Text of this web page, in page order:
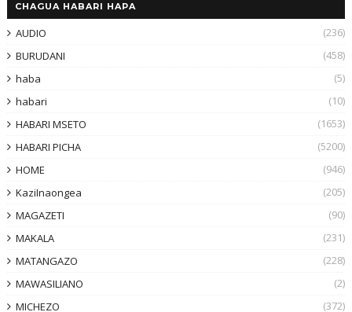
CHAGUA HABARI HAPA
AUDIO
(236)
BURUDANI
(458)
haba
(5)
habari
(10)
HABARI MSETO
(1653)
HABARI PICHA
(5200)
HOME
(946)
KaziInaongea
(205)
MAGAZETI
(90)
MAKALA
(231)
MATANGAZO
(228)
MAWASILIANO
(2)
MICHEZO
(372)